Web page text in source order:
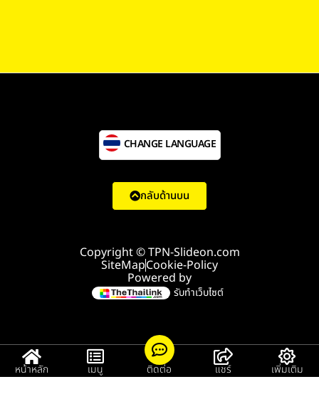
Copyright © TPN-Slideon.com
SiteMapCookie-Policy
Powered by
รับทำเว็บไซต์
CHANGE LANGUAGE
กลับด้านบน
หน้าหลัก เมนู ติดต่อ แชร์ เพิ่มเติม